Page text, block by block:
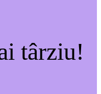
târziu!